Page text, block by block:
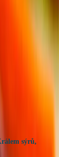
sýrů,